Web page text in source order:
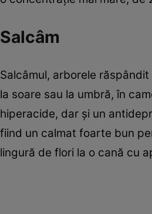
Salcâm
Salcâmul, arborele
la soare sau la umbră, în
hiperacide, dar şi un
fiind un calmat foarte bun
lingură de flori la o cană cu